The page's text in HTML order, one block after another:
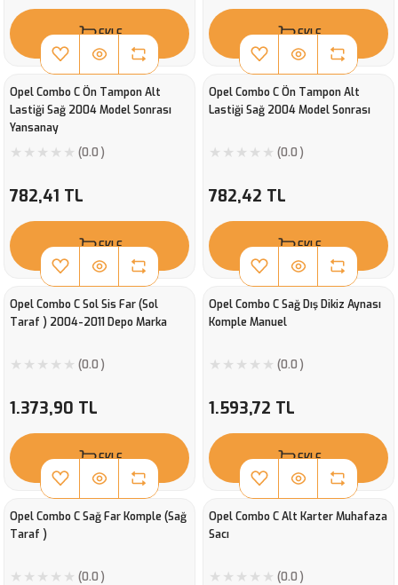
EKLE EKLE
Opel Combo C Ön Tampon Alt
Lastiği Sağ 2004 Model Sonrası
Yansanay
(0.0 )
782,41 TL
EKLE
Opel Combo C Ön Tampon Alt
Lastiği Sağ 2004 Model Sonrası
(0.0 )
782,42 TL
EKLE
Opel Combo C Sol Sis Far (Sol
Taraf ) 2004-2011 Depo Marka
(0.0 )
1.373,90 TL
EKLE
Opel Combo C Sağ Dış Dikiz Aynası
Komple Manuel
(0.0 )
1.593,72 TL
EKLE
Opel Combo C Sağ Far Komple (Sağ
Taraf )
(0.0 )
Opel Combo C Alt Karter Muhafaza
Sacı
(0.0 )